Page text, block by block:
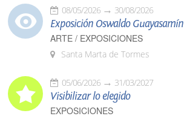
08/05/2026 30/08/2026
Exposición Oswaldo Guayasamín
ARTE / EXPOSICIONES
Santa Marta de Tormes
05/06/2026 31/03/2027
Visibilizar lo elegido
EXPOSICIONES